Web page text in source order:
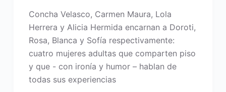
Concha Velasco, Carmen Maura, Lola
Herrera y Alicia Hermida encarnan a Doroti,
Rosa, Blanca y Sofía respectivamente:
cuatro mujeres adultas que comparten piso
y que - con ironía y humor – hablan de
todas sus experiencias